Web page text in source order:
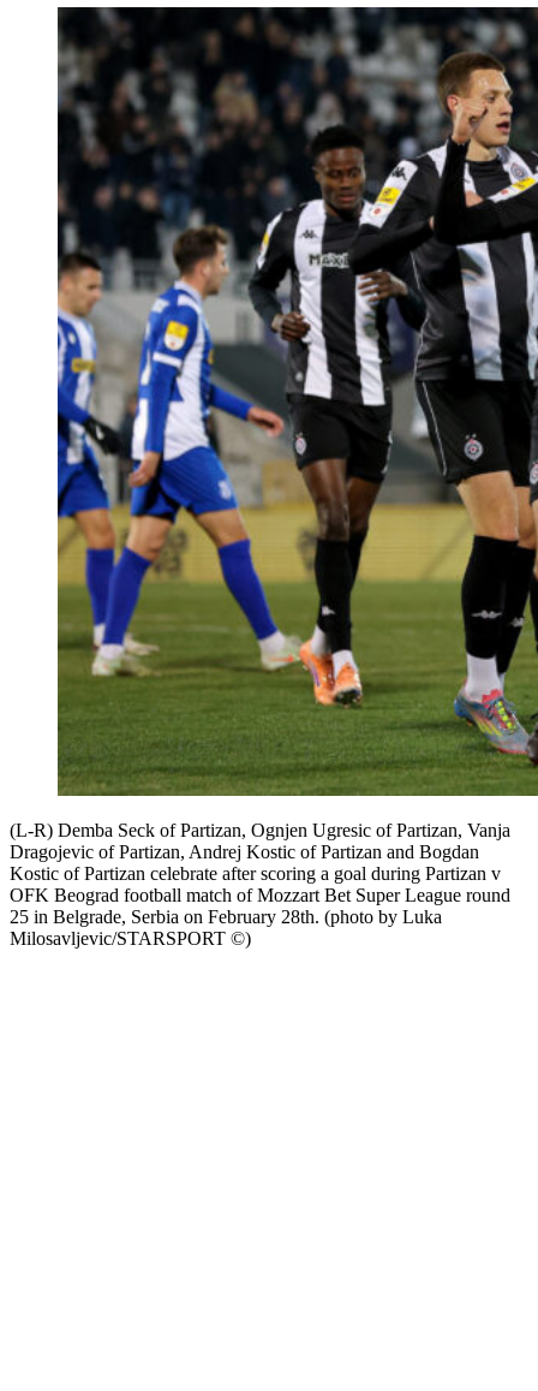
(L-R) Demba Seck of Partizan, Ognjen Ugresic of Partizan, Vanja
Dragojevic of Partizan, Andrej Kostic of Partizan and Bogdan
Kostic of Partizan celebrate after scoring a goal during Partizan v
OFK Beograd football match of Mozzart Bet Super League round
25 in Belgrade, Serbia on February 28th. (photo by Luka
Milosavljevic/STARSPORT ©)